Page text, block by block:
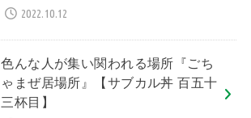
2022.10.12
色んな人が集い関われる場所『ごち
ゃまぜ居場所』【サブカル丼 百五十
三杯目】